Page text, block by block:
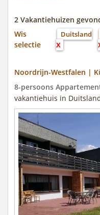
2 Vakantiehuizen
Wis
selectie
Duitsland
X
Noordrijn-Westfalen |
8-persoons
vakantiehuis in